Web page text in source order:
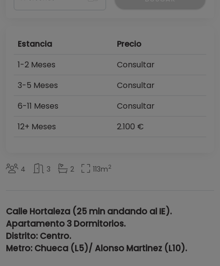
Estancia
Precio
1-2 Meses
Consultar
3-5 Meses
Consultar
6-11 Meses
Consultar
12+ Meses
2.100 €
4 3 2 113m2
Calle Hortaleza (25 min andando al IE).
Apartamento 3 Dormitorios.
Distrito: Centro.
Metro: Chueca (L5)/ Alonso Martinez (L10).